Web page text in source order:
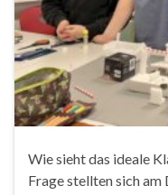
Wie sieht das ideale
Frage stellten sich am